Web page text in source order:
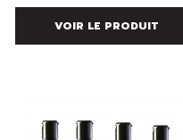
VOIR LE PRODUIT